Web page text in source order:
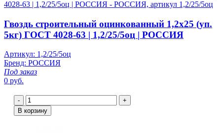
Гвоздь строительный оцинкованный 1,2х25 (уп.
5кг) ГОСТ 4028-63 | 1,2/25/5оц | РОССИЯ
Артикул: 1,2/25/5оц
Бренд: РОССИЯ
Под заказ
0 руб.
-
+
В корзину